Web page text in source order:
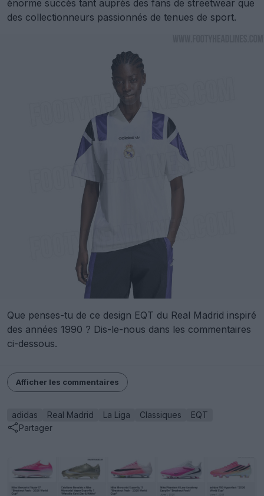
énorme succès tant auprès des fans de streetwear que
des collectionneurs passionnés de tenues de sport.
Que penses-tu de ce design EQT du Real Madrid inspiré
des années 1990 ? Dis-le-nous dans les commentaires
ci-dessous.
Afficher les commentaires
adidas Real Madrid La Liga Classiques
EQT
Partager